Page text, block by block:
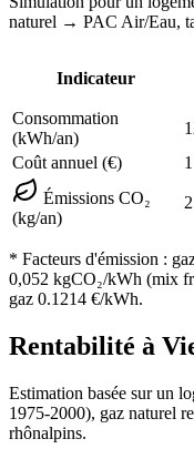
naturel → PAC Air/Eau,
Indicateur
Consommation
(kWh/an)
Coût annuel (€)
Émissions CO₂
(kg/an)
* Facteurs d'émission :
0,052 kgCO₂/kWh (mix
gaz 0.1214 €/kWh.
Rentabilité à
Estimation basée sur un
1975-2000), gaz naturel
rhônalpins.